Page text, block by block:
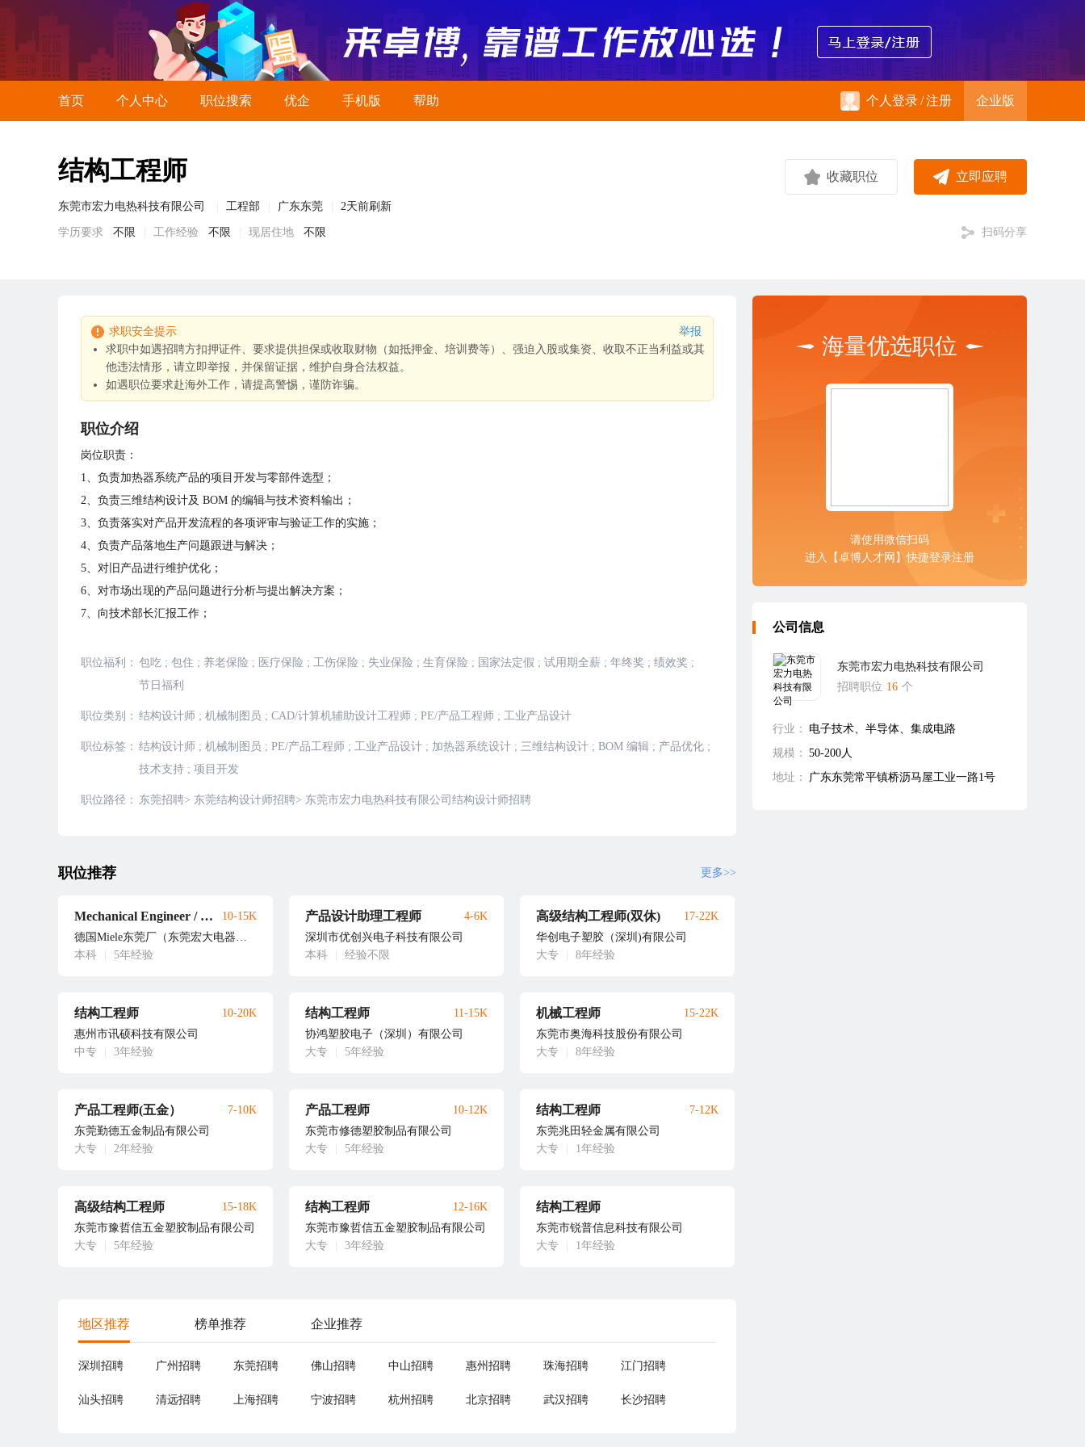
首页 个人中心 职位搜索 优企 手机版 帮助 个人登录/注册 企业版
结构工程师
东莞市宏力电热科技有限公司 工程部 广东东莞 2天前刷新
学历要求 不限 工作经验 不限 现居住地 不限
收藏职位 立即应聘
扫码分享
求职安全提示
举报
求职中如遇招聘方扣押证件、要求提供担保或收取财物（如抵押金、培训费等）、强迫入股或集资、收取不正当利益或其
他违法情形，请立即举报，并保留证据，维护自身合法权益。
如遇职位要求赴海外工作，请提高警惕，谨防诈骗。
职位介绍
岗位职责：
1、负责加热器系统产品的项目开发与零部件选型；
2、负责三维结构设计及 BOM 的编辑与技术资料输出；
3、负责落实对产品开发流程的各项评审与验证工作的实施；
4、负责产品落地生产问题跟进与解决；
5、对旧产品进行维护优化；
6、对市场出现的产品问题进行分析与提出解决方案；
7、向技术部长汇报工作；
职位福利： 包吃 ; 包住 ; 养老保险 ; 医疗保险 ; 工伤保险 ; 失业保险 ; 生育保险 ; 国家法定假 ; 试用期全薪 ; 年终奖 ; 绩效奖 ;
节日福利
职位类别： 结构设计师 ; 机械制图员 ; CAD/计算机辅助设计工程师 ; PE/产品工程师 ; 工业产品设计
职位标签： 结构设计师 ; 机械制图员 ; PE/产品工程师 ; 工业产品设计 ; 加热器系统设计 ; 三维结构设计 ; BOM 编辑 ; 产品优化 ;
技术支持 ; 项目开发
职位路径： 东莞招聘> 东莞结构设计师招聘> 东莞市宏力电热科技有限公司结构设计师招聘
职位推荐 更多>>
Mechanical Engineer / 结构工程师
德国Miele东莞厂（东莞宏大电器制品有限公司）
本科
5年经验
10-15K 产品设计助理工程师
深圳市优创兴电子科技有限公司
本科
经验不限
4-6K 高级结构工程师(双休)
华创电子塑胶（深圳)有限公司
大专
8年经验
17-22K
结构工程师
惠州市讯硕科技有限公司
中专
3年经验
10-20K 结构工程师
协鸿塑胶电子（深圳）有限公司
大专
5年经验
11-15K 机械工程师
东莞市奥海科技股份有限公司
大专
8年经验
15-22K
产品工程师(五金）
东莞勤德五金制品有限公司
大专
2年经验
7-10K 产品工程师
东莞市修德塑胶制品有限公司
大专
5年经验
10-12K 结构工程师
东莞兆田轻金属有限公司
大专
1年经验
7-12K
高级结构工程师
东莞市豫哲信五金塑胶制品有限公司
大专
5年经验
15-18K 结构工程师
东莞市豫哲信五金塑胶制品有限公司
大专
3年经验
12-16K 结构工程师
东莞市锐普信息科技有限公司
大专
1年经验
地区推荐 榜单推荐 企业推荐
深圳招聘 广州招聘 东莞招聘 佛山招聘 中山招聘 惠州招聘 珠海招聘 江门招聘
汕头招聘 清远招聘 上海招聘 宁波招聘 杭州招聘 北京招聘 武汉招聘 长沙招聘
海量优选职位
请使用微信扫码
进入【卓博人才网】快捷登录注册
公司信息
东莞市宏力电热科技有限公司
招聘职位 16 个
行业：
电子技术、半导体、集成电路
规模： 50-200人
地址：
广东东莞常平镇桥沥马屋工业一路1号